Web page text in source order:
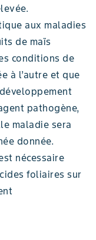
aux maladies
de maïs
conditions de
à l’autre et que
pathogène,
maladie sera
donnée.
nécessaire
foliaires sur